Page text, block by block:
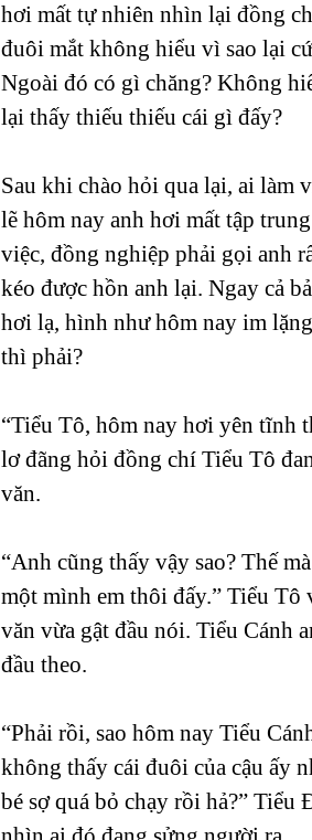
hơi mất tự nhiên nhìn lại đồng
đuôi mắt không hiểu vì sao lại
Ngoài đó có gì chăng? Không
lại thấy thiếu thiếu cái gì đấy?
Sau khi chào hỏi qua lại, ai làm
lẽ hôm nay anh hơi mất tập
việc, đồng nghiệp phải gọi anh
kéo được hồn anh lại. Ngay cả
hơi lạ, hình như hôm nay im
thì phải?
“Tiểu Tô, hôm nay hơi yên tĩnh
lơ đãng hỏi đồng chí Tiểu Tô
văn.
“Anh cũng thấy vậy sao? Thế
một mình em thôi đấy.” Tiểu Tô
văn vừa gật đầu nói. Tiểu Cánh
đầu theo.
“Phải rồi, sao hôm nay Tiểu
không thấy cái đuôi của cậu ấy
bé sợ quá bỏ chạy rồi hả?” Tiểu